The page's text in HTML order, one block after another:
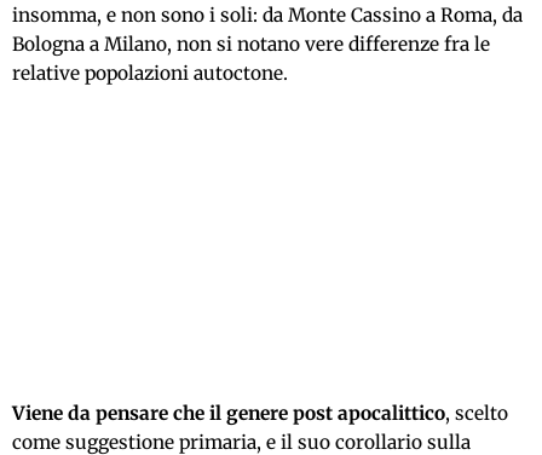
insomma, e non sono i soli: da Monte Cassino a Roma, da
Bologna a Milano, non si notano vere differenze fra le
relative popolazioni autoctone.
Viene da pensare che il genere post apocalittico, scelto
come suggestione primaria, e il suo corollario sulla